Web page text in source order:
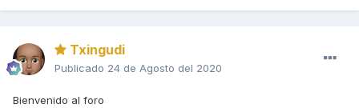
Txingudi
Publicado 24 de Agosto del 2020
Bienvenido al foro